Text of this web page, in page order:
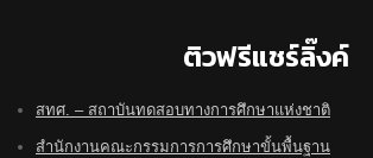
ติวฟรีแชร์ลิ๊งค์
สทศ. – สถาบันทดสอบทางการศึกษาแห่งชาติ
สำนักงานคณะกรรมการการศึกษาขั้นพื้นฐาน